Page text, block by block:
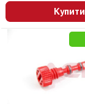
Купити